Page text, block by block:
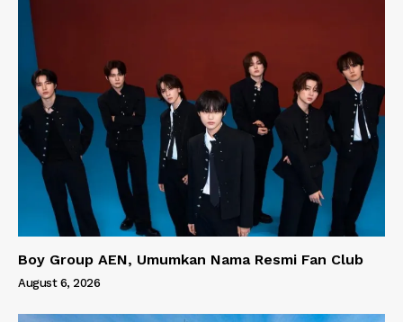
Boy Group AEN, Umumkan Nama Resmi Fan Club
August 6, 2026